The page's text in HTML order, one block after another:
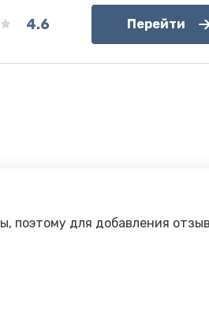
4.6 Перейти
поэтому для добавления